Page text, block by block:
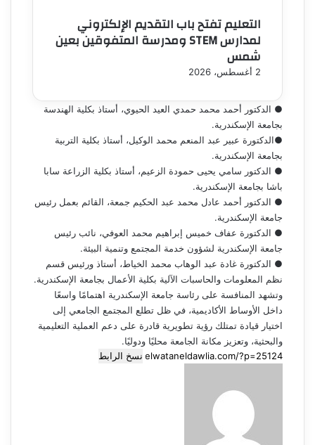
التعليم تفتح باب التقديم الإلكتروني
لمدارس STEM ومدرسة المتفوقين بعين
شمس
2 أغسطس، 2026
● الدكتور أحمد محمد حمدي العيد الحيوي، أستاذ بكلية الهندسة
بجامعة الإسكندرية.
●الدكتورة عبير عبد المنعم محمد الوكيل، أستاذ بكلية التربية
بجامعة الإسكندرية.
● الدكتور سامي يحيى حمودة الزعيم، أستاذ بكلية الزراعة سابا
باشا بجامعة الإسكندرية.
● الدكتور أحمد عادل محمد عبد الحكيم جمعة، القائم بعمل رئيس
جامعة الإسكندرية.
● الدكتورة عفاف خميس إبراهيم محمد العوفي، نائب رئيس
جامعة الإسكندرية لشؤون خدمة المجتمع وتنمية البيئة.
● الدكتورة غادة عبد الوهاب محمد الخياط، أستاذ ورئيس قسم
نظم المعلومات والحاسبات الآلية بكلية الأعمال بجامعة الإسكندرية.
وتشهد المنافسة على رئاسة جامعة الإسكندرية اهتمامًا واسعًا
داخل الأوساط الأكاديمية، في ظل تطلع المجتمع الجامعي إلى
اختيار قيادة تمتلك رؤية تطويرية قادرة على دعم العملية التعليمية
والبحثية، وتعزيز مكانة الجامعة محليًا ودوليًا.
نسخ الرابط